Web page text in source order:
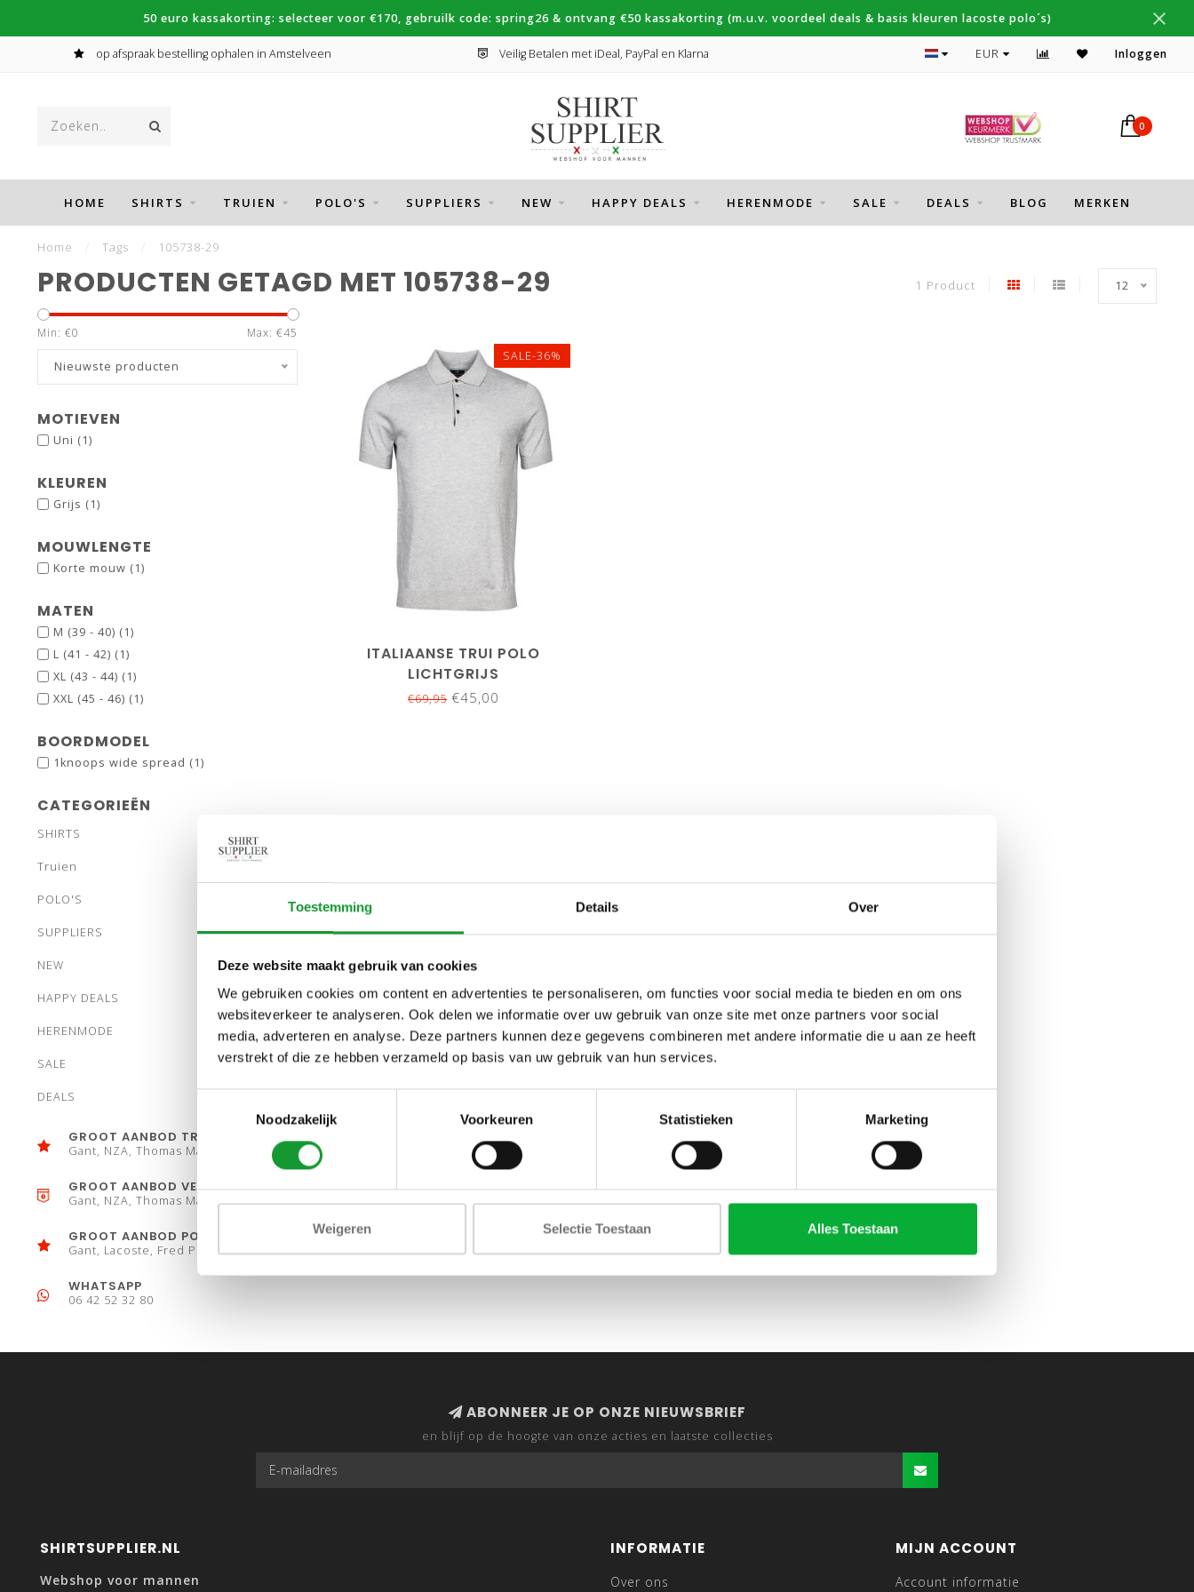
Toestemming Details Over
Deze website maakt gebruik van cookies
We gebruiken cookies om content en advertenties te personaliseren, om functies voor social media te bieden en om ons
websiteverkeer te analyseren. Ook delen we informatie over uw gebruik van onze site met onze partners voor social
media, adverteren en analyse. Deze partners kunnen deze gegevens combineren met andere informatie die u aan ze heeft
verstrekt of die ze hebben verzameld op basis van uw gebruik van hun services.
Noodzakelijk
Voorkeuren Statistieken Marketing
Weigeren Selectie Toestaan Alles Toestaan
50 euro kassakorting: selecteer voor €170, gebruilk code: spring26 & ontvang €50 kassakorting (m.u.v. voordeel deals & basis kleuren lacoste polo´s)
op afspraak bestelling ophalen in Amstelveen Veilig Betalen met iDeal, PayPal en Klarna Topmerken Thomas Maine, Cavallaro, Desoto
EUR Inloggen
0
HOME SHIRTS TRUIEN POLO'S SUPPLIERS NEW HAPPY DEALS HERENMODE SALE DEALS BLOG MERKEN
Home Tags 105738-29
PRODUCTEN GETAGD MET 105738-29 1 Product 12
Min: €0 Max: €45
Nieuwste producten
MOTIEVEN
Uni (1)
KLEUREN
Grijs (1)
MOUWLENGTE
Korte mouw (1)
MATEN
M (39 - 40) (1)
L (41 - 42) (1)
XL (43 - 44) (1)
XXL (45 - 46) (1)
BOORDMODEL
1knoops wide spread (1)
CATEGORIEËN
SHIRTS
Truien
POLO'S
SUPPLIERS
NEW
HAPPY DEALS
HERENMODE
SALE
DEALS
GROOT AANBOD TRUIEN
Gant, NZA, Thomas Maine
GROOT AANBOD VESTEN
Gant, NZA, Thomas Maine
GROOT AANBOD POLO´S
Gant, Lacoste, Fred Perry
WHATSAPP
06 42 52 32 80
SALE-36%
ITALIAANSE TRUI POLO
LICHTGRIJS
€69,95€45,00
ABONNEER JE OP ONZE NIEUWSBRIEF
en blijf op de hoogte van onze acties en laatste collecties
SHIRTSUPPLIER.NL
Webshop voor mannen
INFORMATIE
Over ons
MIJN ACCOUNT
Account informatie